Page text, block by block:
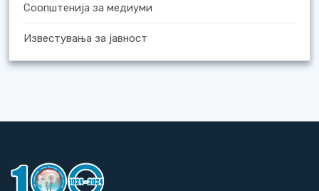
Соопштенија за медиуми
Известувања за јавност